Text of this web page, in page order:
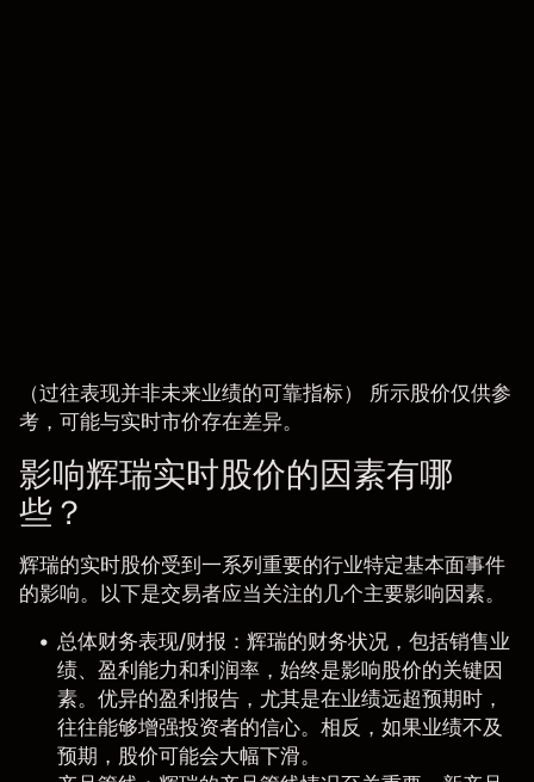
（过往表现并非未来业绩的可靠指标） 所示股价仅供参
考，可能与实时市价存在差异。
影响辉瑞实时股价的因素有哪
些？
辉瑞的实时股价受到一系列重要的行业特定基本面事件
的影响。以下是交易者应当关注的几个主要影响因素。
总体财务表现/财报 ：辉瑞的财务状况，包括销售业
绩、盈利能力和利润率，始终是影响股价的关键因
素。优异的盈利报告，尤其是在业绩远超预期时，
往往能够增强投资者的信心。相反，如果业绩不及
预期，股价可能会大幅下滑。